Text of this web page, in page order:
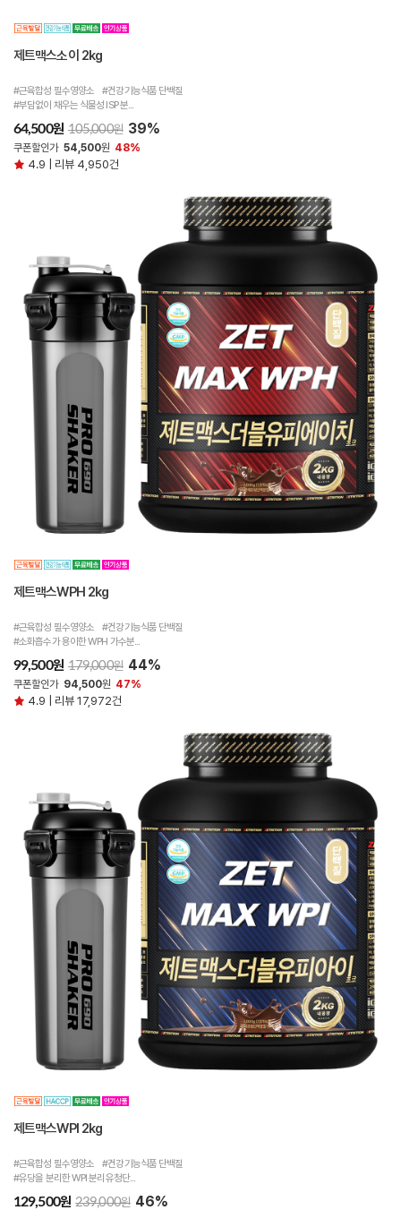
제트맥스소이 2kg
#근육합성 필수영양소 #건강기능식품 단백질
#부담없이 채우는 식물성 ISP 분...
64,500원 105,000원 39%
쿠폰할인가 54,500원 48%
4.9 | 리뷰 4,950건
제트맥스WPH 2kg
#근육합성 필수영양소 #건강기능식품 단백질
#소화흡수가 용이한 WPH 가수분...
99,500원 179,000원 44%
쿠폰할인가 94,500원 47%
4.9 | 리뷰 17,972건
제트맥스WPI 2kg
#근육합성 필수영양소 #건강기능식품 단백질
#유당을 분리한 WPI 분리유청단...
129,500원 239,000원 46%